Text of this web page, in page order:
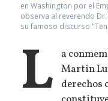
en Washington por el
observa al reverendo
su famoso discurso
L
a
Martin
derechos